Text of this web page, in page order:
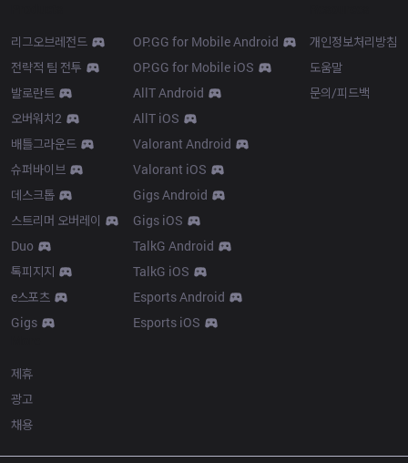
리그오브레전드
전략적 팀 전투
발로란트
오버워치2
배틀그라운드
슈퍼바이브
데스크톱
스트리머 오버레이
Duo
톡피지지
e스포츠
Gigs
OP.GG for Mobile Android
OP.GG for Mobile iOS
AllT Android
AllT iOS
Valorant Android
Valorant iOS
Gigs Android
Gigs iOS
TalkG Android
TalkG iOS
Esports Android
Esports iOS
개인정보처리방침
도움말
문의/피드백
제휴
광고
채용